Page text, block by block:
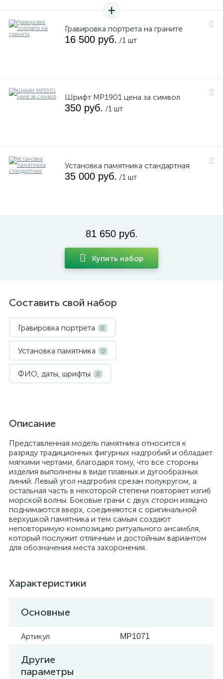
Гравировка портрета на граните
16 500 руб. /1 шт
Шрифт MP1901 цена за символ
350 руб. /1 шт
Установка памятника стандартная
35 000 руб. /1 шт
81 650 руб.
Купить набор
Составить свой набор
Гравировка портрета 0
Установка памятника 0
ФИО, даты, шрифты 0
Описание
Представленная модель памятника относится к
разряду традиционных фигурных надгробий и обладает
мягкими чертами, благодаря тому, что все стороны
изделия выполнены в виде плавных и дугообразных
линий. Левый угол надгробия срезан полукругом, а
остальная часть в некоторой степени повторяет изгиб
морской волны. Боковые грани с двух сторон изящно
поднимаются вверх, соединяются с оригинальной
верхушкой памятника и тем самым создают
неповторимую композицию ритуального ансамбля,
который послужит отличным и достойным вариантом
для обозначения места захоронения.
Характеристики
Основные
Артикул MP1071
Другие
параметры